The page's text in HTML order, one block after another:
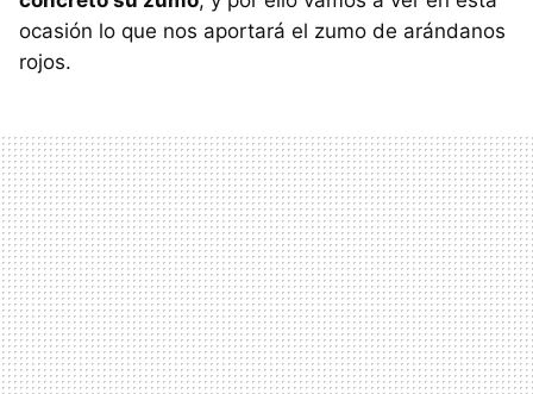
ocasión lo que nos aportará el zumo de arándanos
rojos.